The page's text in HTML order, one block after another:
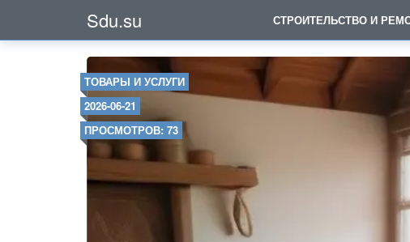
Sdu.su СТРОИТЕЛЬСТВО И
ТОВАРЫ И УСЛУГИ
2026-06-21
ПРОСМОТРОВ: 73